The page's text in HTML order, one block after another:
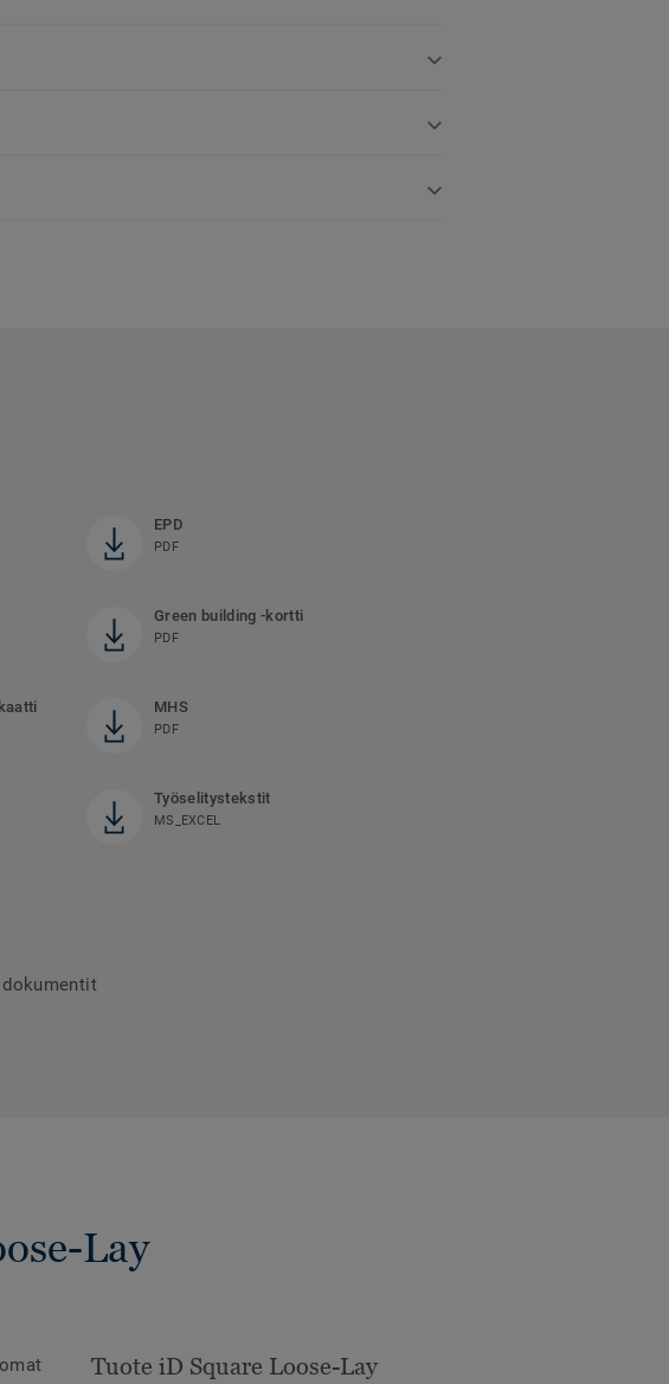
EPD
PDF
Green building -kortti
PDF
MHS
PDF
Työselitystekstit
MS_EXCEL
Lay
Tuote iD Square Loose-Lay